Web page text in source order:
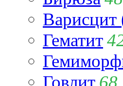
Варисцит
Гематит
Говлит 68